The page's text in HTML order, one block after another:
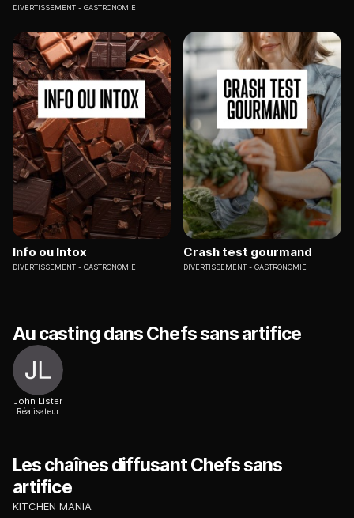
DIVERTISSEMENT GASTRONOMIE
Info ou Intox
DIVERTISSEMENT GASTRONOMIE
Crash test gourmand
DIVERTISSEMENT GASTRONOMIE
Au casting dans Chefs sans artifice
John Lister
Réalisateur
Les chaînes diffusant Chefs sans
artifice
KITCHEN MANIA